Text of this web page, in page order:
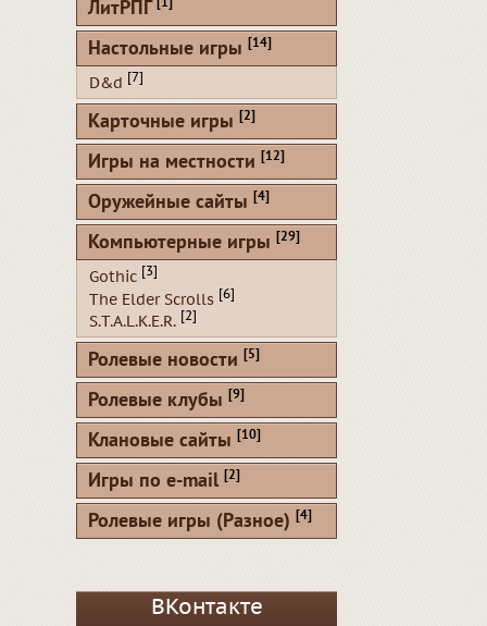
ЛитРПГ [1]
Настольные игры [14]
D&d [7]
Карточные игры [2]
Игры на местности [12]
Оружейные сайты [4]
Компьютерные игры [29]
Gothic [3]
The Elder Scrolls [6]
S.T.A.L.K.E.R. [2]
Ролевые новости [5]
Ролевые клубы [9]
Клановые сайты [10]
Игры по e-mail [2]
Ролевые игры (Разное) [4]
ВКонтакте